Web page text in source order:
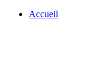
Accueil